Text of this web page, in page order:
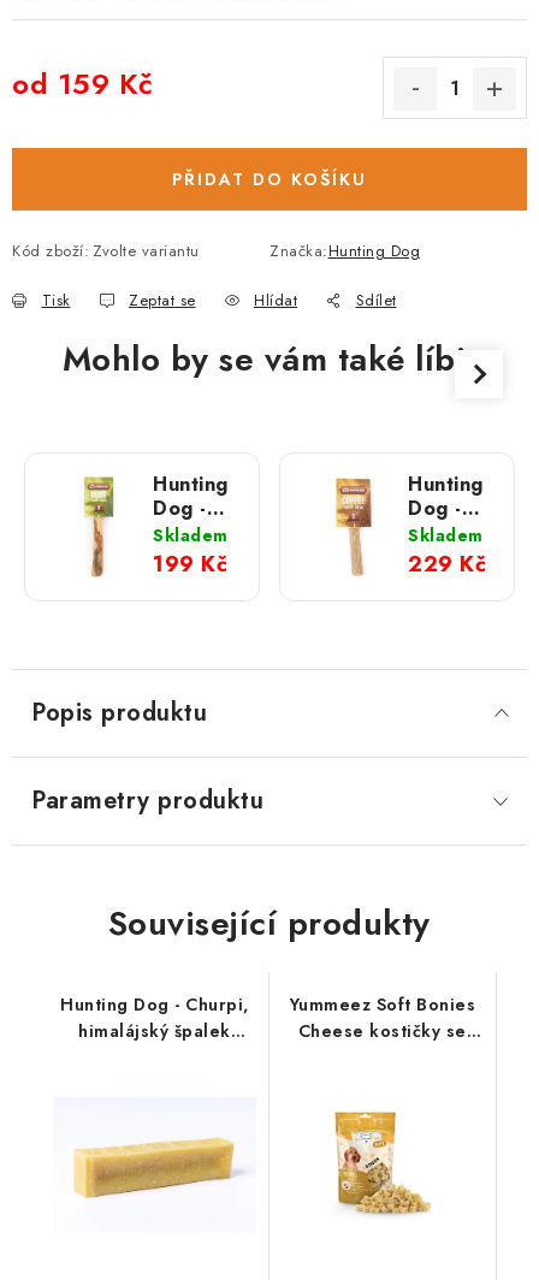
od 159 Kč
PŘIDAT DO KOŠÍKU
Kód zboží: Zvolte variantu Značka:Hunting Dog
Tisk Zeptat se Hlídat Sdílet
Mohlo by se vám také líbit
Hunting
Dog -
Olivové
dřevo; S
Skladem
199 Kč
Hunting
Dog -
Kávové
dřevo; S
Skladem
229 Kč
Popis produktu
Parametry produktu
Související produkty
Hunting Dog - Churpi,
himalájský špalek
Yummeez Soft Bonies
Cheese kostičky se